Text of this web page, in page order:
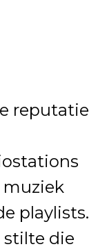
reputatie
playlists.
stilte die